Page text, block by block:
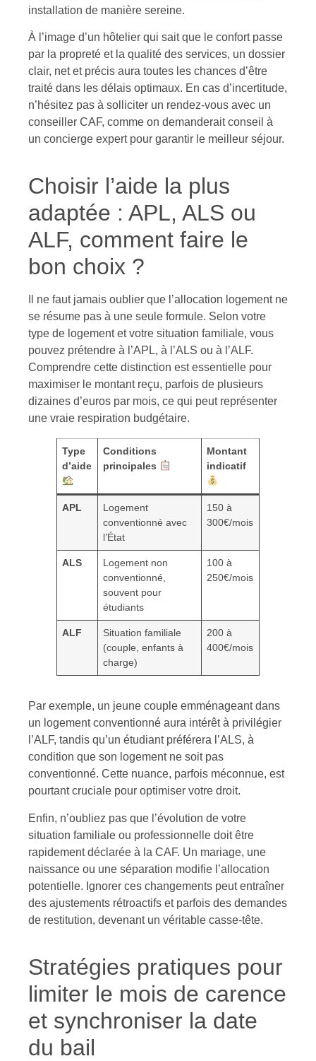
installation de manière sereine.
À l’image d’un hôtelier qui sait que le confort passe
par la propreté et la qualité des services, un dossier
clair, net et précis aura toutes les chances d’être
traité dans les délais optimaux. En cas d’incertitude,
n’hésitez pas à solliciter un rendez-vous avec un
conseiller CAF, comme on demanderait conseil à
un concierge expert pour garantir le meilleur séjour.
Choisir l’aide la plus
adaptée : APL, ALS ou
ALF, comment faire le
bon choix ?
Il ne faut jamais oublier que l’allocation logement ne
se résume pas à une seule formule. Selon votre
type de logement et votre situation familiale, vous
pouvez prétendre à l’APL, à l’ALS ou à l’ALF.
Comprendre cette distinction est essentielle pour
maximiser le montant reçu, parfois de plusieurs
dizaines d’euros par mois, ce qui peut représenter
une vraie respiration budgétaire.
Type
d’aide
Conditions
principales
Montant
indicatif
APL
Logement
conventionné avec
l’État
150 à
300€/mois
ALS
Logement non
conventionné,
souvent pour
étudiants
100 à
250€/mois
ALF
Situation familiale
(couple, enfants à
charge)
200 à
400€/mois
Par exemple, un jeune couple emménageant dans
un logement conventionné aura intérêt à privilégier
l’ALF, tandis qu’un étudiant préférera l’ALS, à
condition que son logement ne soit pas
conventionné. Cette nuance, parfois méconnue, est
pourtant cruciale pour optimiser votre droit.
Enfin, n’oubliez pas que l’évolution de votre
situation familiale ou professionnelle doit être
rapidement déclarée à la CAF. Un mariage, une
naissance ou une séparation modifie l’allocation
potentielle. Ignorer ces changements peut entraîner
des ajustements rétroactifs et parfois des demandes
de restitution, devenant un véritable casse-tête.
Stratégies pratiques pour
limiter le mois de carence
et synchroniser la date
du bail